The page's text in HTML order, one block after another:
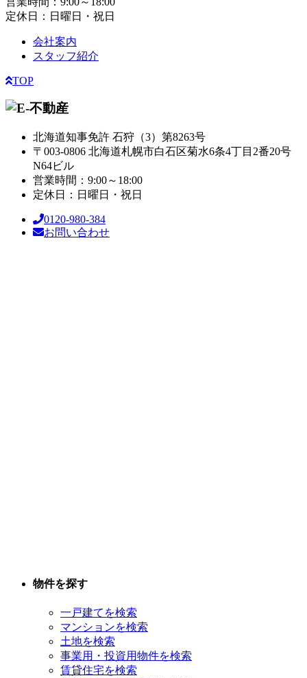
定休日：日曜日・祝日
会社案内
スタッフ紹介
TOP
北海道知事免許 石狩（3）第8263号
〒003-0806 北海道札幌市白石区菊水6条4丁目2番20号
N64ビル
営業時間：9:00～18:00
定休日：日曜日・祝日
0120-980-384
お問い合わせ
物件を探す
一戸建てを検索
マンションを検索
土地を検索
事業用・投資用物件を検索
賃貸住宅を検索